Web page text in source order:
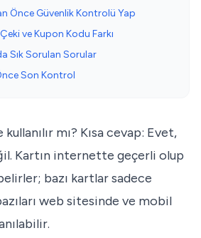
Önce Güvenlik Kontrolü Yap
ve Kupon Kodu Farkı
Sık Sorulan Sorular
Son Kontrol
mı? Kısa cevap: Evet,
Kartın internette geçerli olup
bazı kartlar sadece
web sitesinde ve mobil